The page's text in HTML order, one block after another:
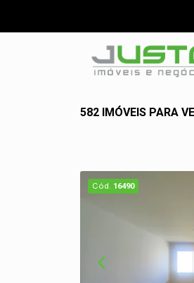
582 IMÓVEIS PARA
Cód. 16490